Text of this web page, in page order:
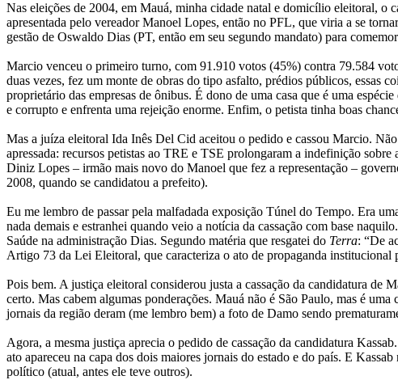
Nas eleições de 2004, em Mauá, minha cidade natal e domicílio eleitoral, o
apresentada pelo vereador Manoel Lopes, então no PFL, que viria a se
gestão de Oswaldo Dias (PT, então em seu segundo mandato) para
Marcio venceu o primeiro turno, com 91.910 votos (45%) contra 79.584
duas vezes, fez um monte de obras do tipo asfalto, prédios públicos, essas
proprietário das empresas de ônibus. É dono de uma casa que é uma
e corrupto e enfrenta uma rejeição enorme. Enfim, o petista tinha boas
Mas a juíza eleitoral Ida Inês Del Cid aceitou o pedido e cassou Marcio.
apressada: recursos petistas ao TRE e TSE prolongaram a indefinição
Diniz Lopes – irmão mais novo do Manoel que fez a representação –
2008, quando se candidatou a prefeito).
Eu me lembro de passar pela malfadada exposição Túnel do Tempo. Era
nada demais e estranhei quando veio a notícia da cassação com base
Saúde na administração Dias. Segundo matéria que resgatei do Terra: “De
Artigo 73 da Lei Eleitoral, que caracteriza o ato de propaganda institucional
Pois bem. A justiça eleitoral considerou justa a cassação da candidatura de
certo. Mas cabem algumas ponderações. Mauá não é São Paulo, mas é
jornais da região deram (me lembro bem) a foto de Damo sendo
Agora, a mesma justiça aprecia o pedido de cassação da candidatura
ato apareceu na capa dos dois maiores jornais do estado e do país. E
político (atual, antes ele teve outros).